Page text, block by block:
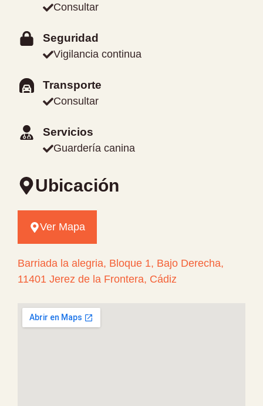
Consultar
Seguridad
Vigilancia continua
Transporte
Consultar
Servicios
Guardería canina
Ubicación
Ver Mapa
Barriada la alegria, Bloque 1, Bajo Derecha,
11401 Jerez de la Frontera, Cádiz